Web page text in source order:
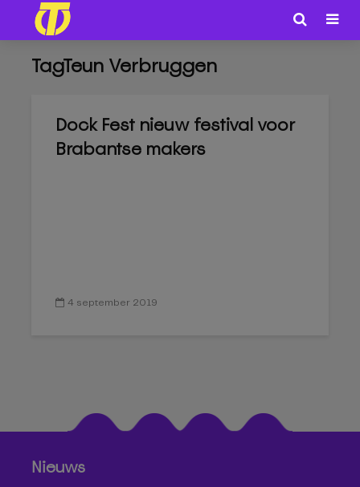
TagTeun Verbruggen
Dock Fest nieuw festival voor
Brabantse makers
4 september 2019
Nieuws